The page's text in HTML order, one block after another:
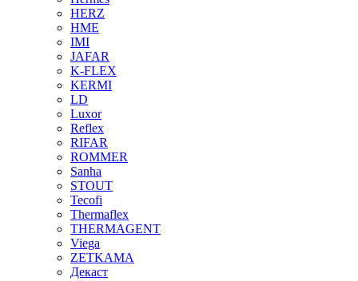
HERZ
HME
IMI
JAFAR
K-FLEX
KERMI
LD
Luxor
Reflex
RIFAR
ROMMER
Sanha
STOUT
Tecofi
Thermaflex
THERMAGENT
Viega
ZETKAMA
Декаст